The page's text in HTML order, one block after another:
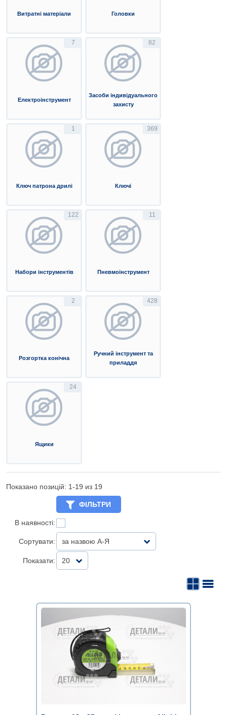
Витратні матеріали Головки
7
Електроінструмент
82
Засоби індивідуального
захисту
1
Ключ патрона дрилі
369
Ключі
122
Набори інструментів
11
Пневмоінструмент
2
Розгортка конічна
428
Ручний інструмент та
приладдя
24
Ящики
Показано позицій: 1-19 из 19
ФІЛЬТРИ
В наявності:
Сортувати: за назвою А-Я
Показати: 20